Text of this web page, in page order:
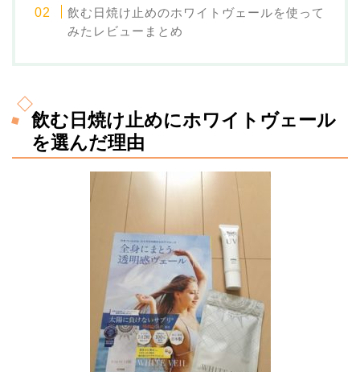
飲む日焼け止めのホワイトヴェールを使って
みたレビューまとめ
飲む日焼け止めにホワイトヴェール
を選んだ理由